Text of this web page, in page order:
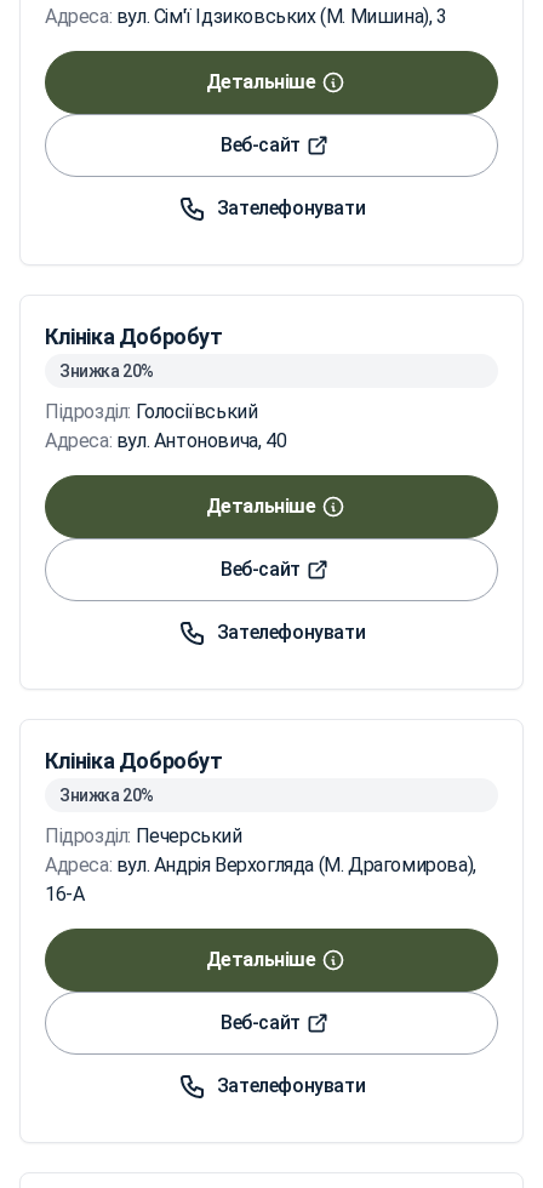
Адреса: вул. Сім'ї Ідзиковських (М. Мишина), 3
Детальніше
Веб-сайт
Зателефонувати
Клініка Добробут
Знижка 20%
Підрозділ: Голосіївський
Адреса: вул. Антоновича, 40
Детальніше
Веб-сайт
Зателефонувати
Клініка Добробут
Знижка 20%
Підрозділ: Печерський
Адреса: вул. Андрія Верхогляда (М. Драгомирова),
16-А
Детальніше
Веб-сайт
Зателефонувати